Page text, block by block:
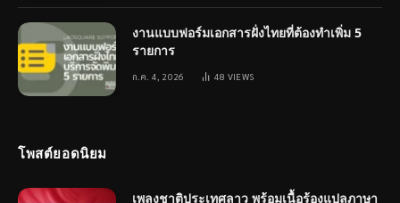
งานแบบฟอร์มเอกสารฝั่งไทยที่ต้องทำเพิ่ม 5
รายการ
ก.ค. 4, 2026 48 VIEWS
โพสต์ยอดนิยม
เพลงชาติประเทศลาว พร้อมเนื้อร้องแปลภาษา